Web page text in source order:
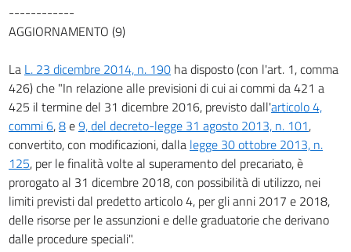
------------
AGGIORNAMENTO (9)
La L. 23 dicembre 2014, n. 190 ha disposto (con l'art. 1, comma
426) che "In relazione alle previsioni di cui ai commi da 421 a
425 il termine del 31 dicembre 2016, previsto dall'articolo 4,
commi 6,8e9, del decreto-legge 31 agosto 2013, n. 101,
convertito, con modificazioni, dalla legge 30 ottobre 2013, n.
125, per le finalità volte al superamento del precariato, è
prorogato al 31 dicembre 2018, con possibilità di utilizzo, nei
limiti previsti dal predetto articolo 4, per gli anni 2017 e 2018,
delle risorse per le assunzioni e delle graduatorie che derivano
dalle procedure speciali".